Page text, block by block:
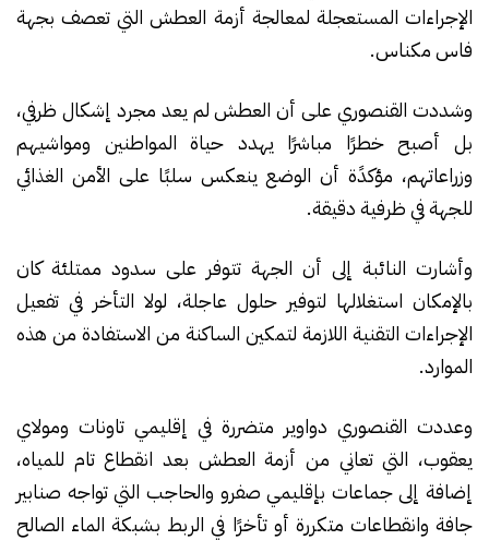
الإجراءات المستعجلة لمعالجة أزمة العطش التي تعصف بجهة
فاس مكناس.
وشددت القنصوري على أن العطش لم يعد مجرد إشكال ظرفي،
بل أصبح خطرًا مباشرًا يهدد حياة المواطنين ومواشيهم
وزراعاتهم، مؤكدًة أن الوضع ينعكس سلبًا على الأمن الغذائي
للجهة في ظرفية دقيقة.
وأشارت النائبة إلى أن الجهة تتوفر على سدود ممتلئة كان
بالإمكان استغلالها لتوفير حلول عاجلة، لولا التأخر في تفعيل
الإجراءات التقنية اللازمة لتمكين الساكنة من الاستفادة من هذه
الموارد.
وعددت القنصوري دواوير متضررة في إقليمي تاونات ومولاي
يعقوب، التي تعاني من أزمة العطش بعد انقطاع تام للمياه،
إضافة إلى جماعات بإقليمي صفرو والحاجب التي تواجه صنابير
جافة وانقطاعات متكررة أو تأخرًا في الربط بشبكة الماء الصالح